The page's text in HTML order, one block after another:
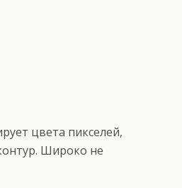
цвета пикселей,
Широко не